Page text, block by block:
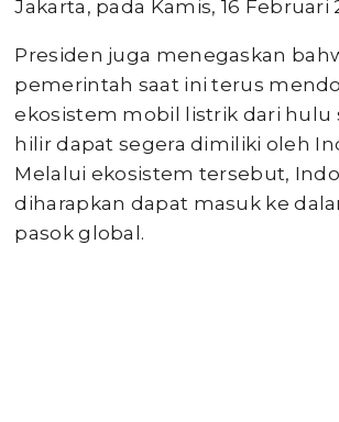
Jakarta, pada Kamis, 16 Februari
Presiden juga menegaskan
pemerintah saat ini terus
ekosistem mobil listrik dari hulu
hilir dapat segera dimiliki oleh
Melalui ekosistem tersebut,
diharapkan dapat masuk ke
pasok global.